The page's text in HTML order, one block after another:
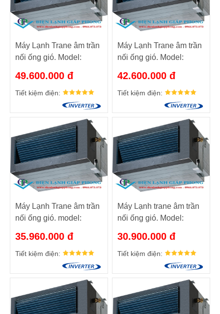
Máy Lạnh Trane âm trần
nối ống gió. Model:
49.600.000 đ
Tiết kiệm điện:
Máy Lạnh Trane âm trần
nối ống gió. Model:
42.600.000 đ
Tiết kiệm điện:
Máy Lạnh Trane âm trần
nối ống gió. model:
35.960.000 đ
Tiết kiệm điện:
Máy Lạnh trane âm trần
nối ống gió. Model:
30.900.000 đ
Tiết kiệm điện: